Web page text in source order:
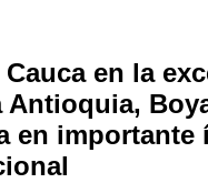
en la
Antioquia,
en importante